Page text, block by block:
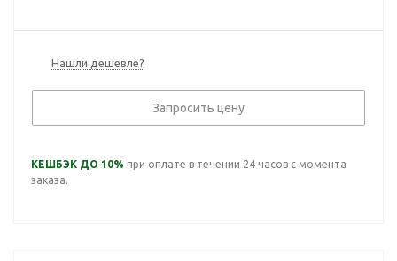
Нашли дешевле?
Запросить цену
КЕШБЭК ДО 10% при оплате в течении 24 часов с момента
заказа.